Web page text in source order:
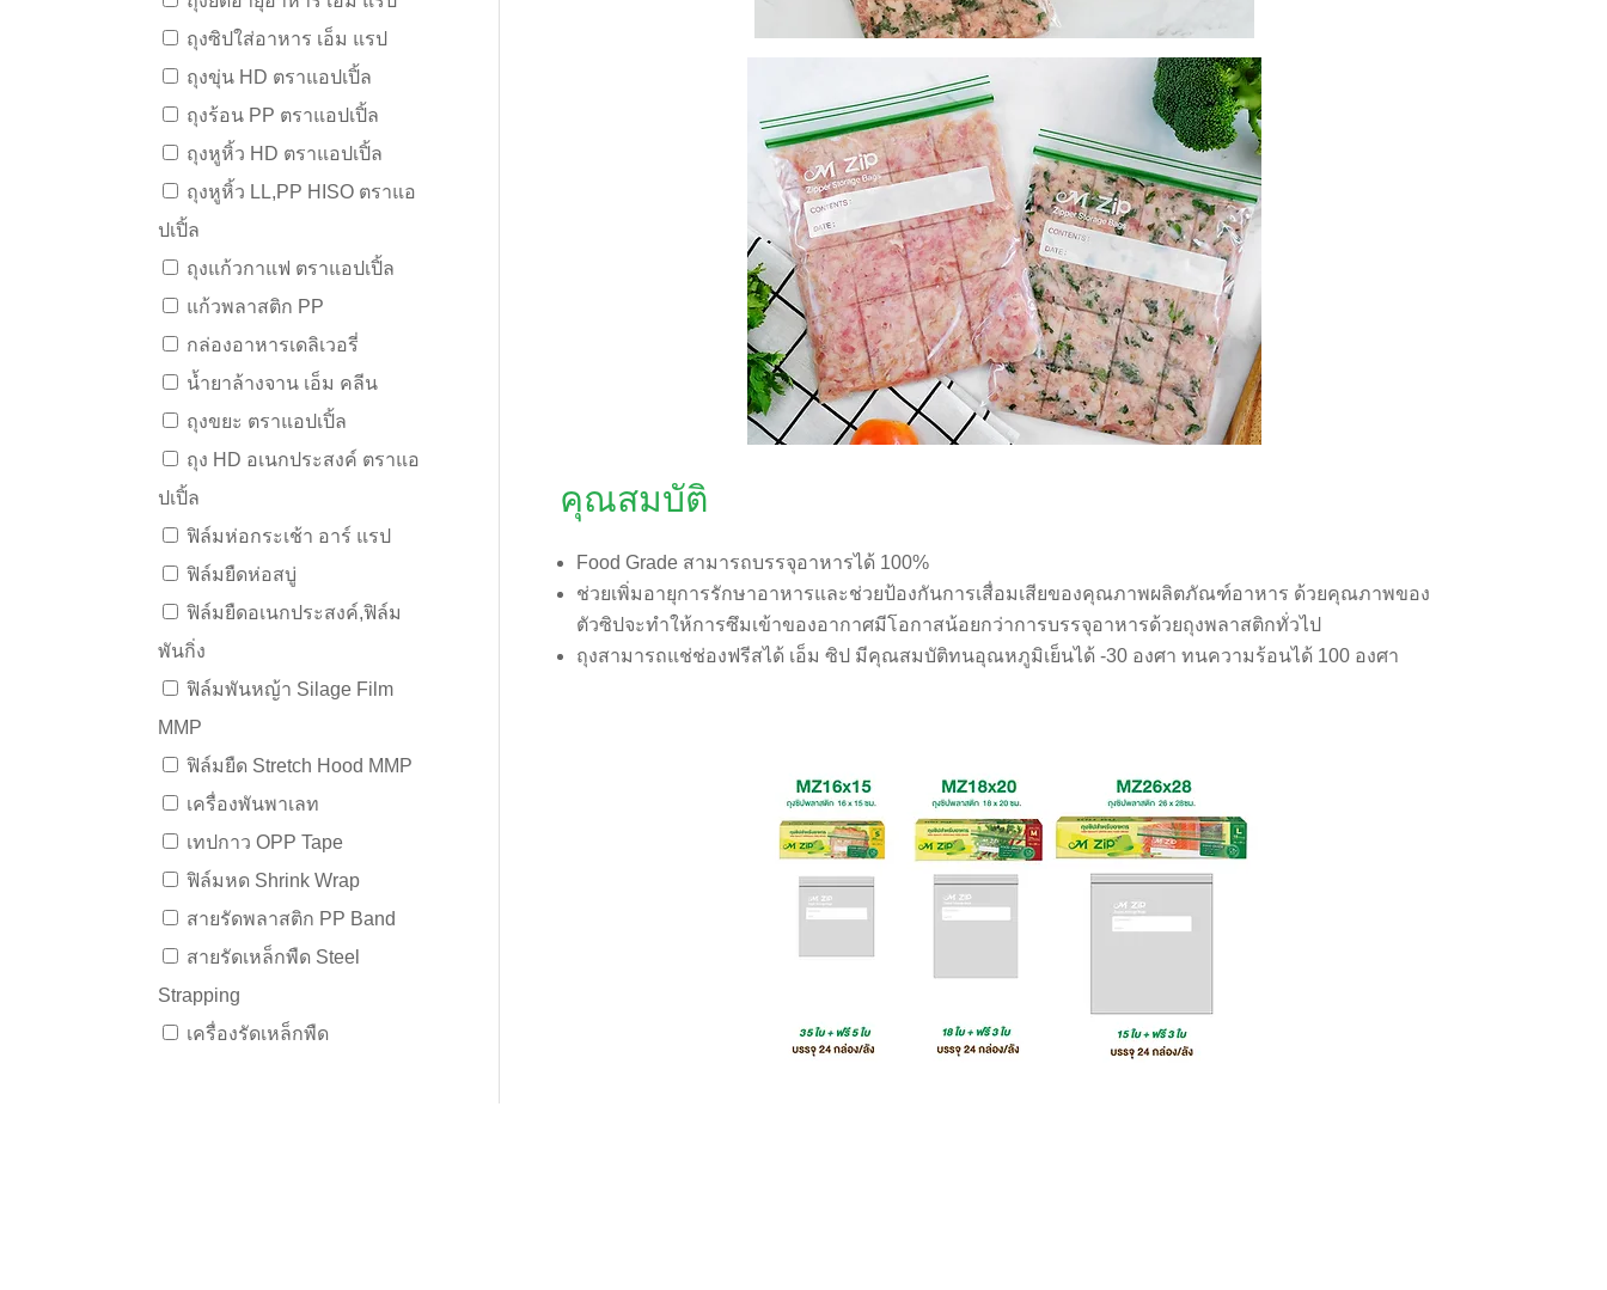
ถุงซิปใส่อาหาร เอ็ม แรป
ถุงขุ่น HD ตราแอปเปิ้ล
ถุงร้อน PP ตราแอปเปิ้ล
ถุงหูหิ้ว HD ตราแอปเปิ้ล
ถุงหูหิ้ว LL,PP HISO ตราแอ
ปเปิ้ล
ถุงแก้วกาแฟ ตราแอปเปิ้ล
แก้วพลาสติก PP
กล่องอาหารเดลิเวอรี่
น้ำยาล้างจาน เอ็ม คลีน
ถุงขยะ ตราแอปเปิ้ล
ถุง HD อเนกประสงค์ ตราแอ
ปเปิ้ล
ฟิล์มห่อกระเช้า อาร์ แรป
ฟิล์มยืดห่อสบู่
ฟิล์มยืดอเนกประสงค์,ฟิล์ม
พันกิ่ง
ฟิล์มพันหญ้า Silage Film
MMP
ฟิล์มยืด Stretch Hood MMP
เครื่องพันพาเลท
เทปกาว OPP Tape
ฟิล์มหด Shrink Wrap
สายรัดพลาสติก PP Band
สายรัดเหล็กพืด Steel
Strapping
เครื่องรัดเหล็กพืด
คุณสมบัติ
Food Grade สามารถบรรจุอาหารได้ 100%
ช่วยเพิ่มอายุการรักษาอาหารและช่วยป้องกันการเสื่อมเสียของคุณภาพผลิตภัณฑ์อาหาร ด้วยคุณภาพของ
ตัวซิปจะทำให้การซึมเข้าของอากาศมีโอกาสน้อยกว่าการบรรจุอาหารด้วยถุงพลาสติกทั่วไป
ถุงสามารถแช่ช่องฟรีสได้ เอ็ม ซิป มีคุณสมบัติทนอุณหภูมิเย็นได้ -30 องศา ทนความร้อนได้ 100 องศา